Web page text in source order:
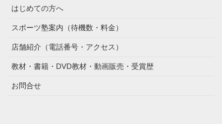
はじめての方へ
スポーツ塾案内（待機数・料金）
店舗紹介（電話番号・アクセス）
教材・書籍・DVD教材・動画販売・受賞歴
お問合せ